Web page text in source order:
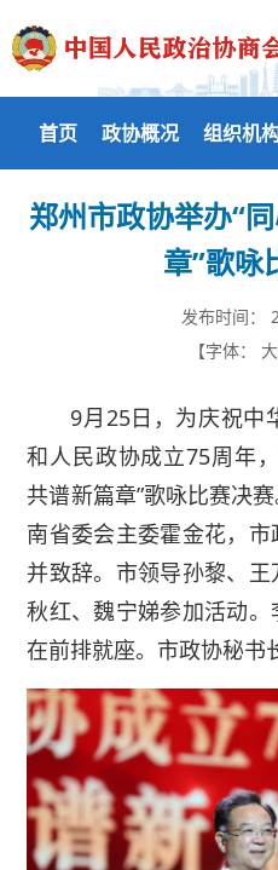
首页 政协概况 组织机
郑州市政协举办“
章”歌咏
发布时间：
【字体：
大
9月25日，为庆祝中
和人民政协成立75周年
共谱新篇章”歌咏比赛决
南省委会主委霍金花，
并致辞。市领导孙黎、
秋红、魏宁娣参加活动
在前排就座。市政协秘书